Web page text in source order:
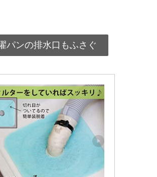
パンの排水口もふさぐ